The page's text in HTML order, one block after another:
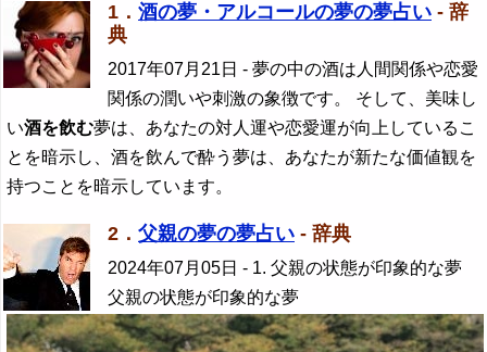
1． 酒の夢・アルコールの夢の夢占い - 辞
典
2017年07月21日 - 夢の中の酒は人間関係や恋愛
関係の潤いや刺激の象徴です。 そして、美味し
い酒を飲む夢は、あなたの対人運や恋愛運が向上しているこ
とを暗示し、酒を飲んで酔う夢は、あなたが新たな価値観を
持つことを暗示しています。
2． 父親の夢の夢占い - 辞典
2024年07月05日 - 1. 父親の状態が印象的な夢
父親の状態が印象的な夢